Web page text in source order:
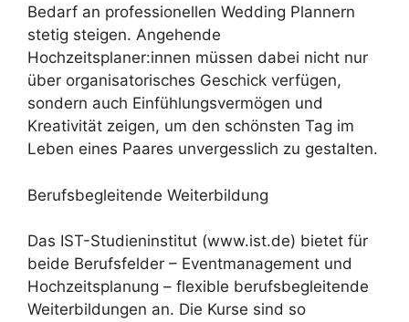
Bedarf an professionellen Wedding Plannern
stetig steigen. Angehende
Hochzeitsplaner:innen müssen dabei nicht nur
über organisatorisches Geschick verfügen,
sondern auch Einfühlungsvermögen und
Kreativität zeigen, um den schönsten Tag im
Leben eines Paares unvergesslich zu gestalten.
Berufsbegleitende Weiterbildung
Das IST-Studieninstitut (www.ist.de) bietet für
beide Berufsfelder – Eventmanagement und
Hochzeitsplanung – flexible berufsbegleitende
Weiterbildungen an. Die Kurse sind so